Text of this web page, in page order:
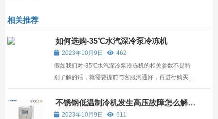
相关推荐
如何选购-35℃水汽深冷泵冷冻机
2023年10月9日
462
假如我们对-35℃水汽深冷泵冷冻机的相关参数不是特
别了解的话，就需要提前与客服沟通好，再进行购买。
冷水机的厂家之中有非常多种，价格也是不一样的，我
们用户可以对中意的设备加购到购物车，然后进行对
比，这不仅是产品形象的表现，更是功能的保障。 订好
不锈钢低温制冷机发生高压故障怎么解
决？2023年10月9日
611